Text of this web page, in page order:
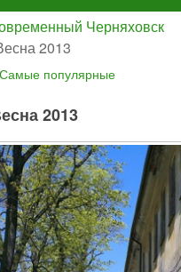
Черняховск
2013
Самые популярные
2013